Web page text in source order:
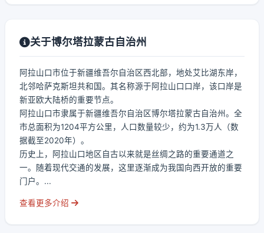
关于博尔塔拉蒙古自治州
阿拉山口市位于新疆维吾尔自治区西北部，地处艾比湖东岸，
北邻哈萨克斯坦共和国。其名称源于阿拉山口口岸，该口岸是
新亚欧大陆桥的重要节点。
阿拉山口市隶属于新疆维吾尔自治区博尔塔拉蒙古自治州。全
市总面积为1204平方公里，人口数量较少，约为1.3万人（数
据截至2020年）。
历史上，阿拉山口地区自古以来就是丝绸之路的重要通道之
一。随着现代交通的发展，这里逐渐成为我国向西开放的重要
门户。...
查看更多介绍